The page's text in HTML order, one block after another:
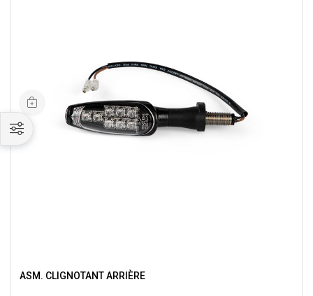
ASM. CLIGNOTANT ARRIÈRE